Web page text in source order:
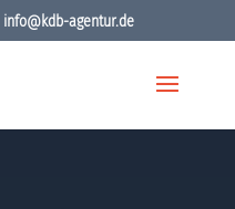
info@kdb-agentur.de